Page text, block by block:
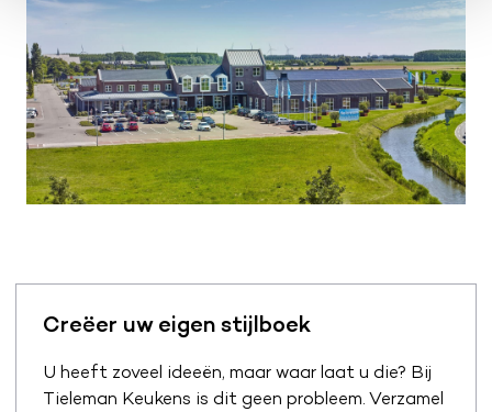
Creëer uw eigen stijlboek
U heeft zoveel ideeën, maar waar laat u die? Bij
Tieleman Keukens is dit geen probleem. Verzamel